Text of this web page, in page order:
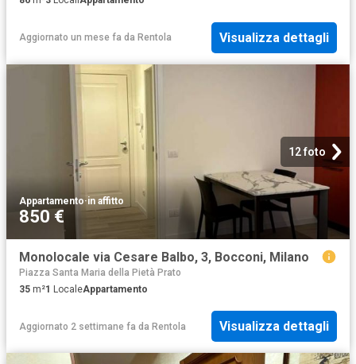
Aggiornato un mese fa da Rentola Visualizza dettagli
12 foto
Appartamento·in affitto
850 €
Monolocale via Cesare Balbo, 3, Bocconi, Milano
Piazza Santa Maria della Pietà Prato
35 m²1 LocaleAppartamento
Aggiornato 2 settimane fa da Rentola Visualizza dettagli